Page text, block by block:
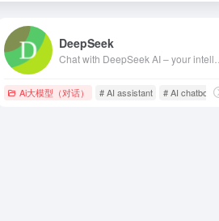
DeepSeek
Ai大模型（对话） # AI assistant # AI chatbot